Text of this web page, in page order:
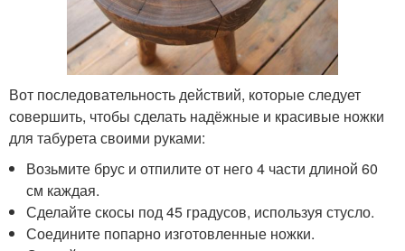
Вот последовательность действий, которые следует
совершить, чтобы сделать надёжные и красивые ножки
для табурета своими руками:
Возьмите брус и отпилите от него 4 части длиной 60
см каждая.
Сделайте скосы под 45 градусов, используя стусло.
Соедините попарно изготовленные ножки.